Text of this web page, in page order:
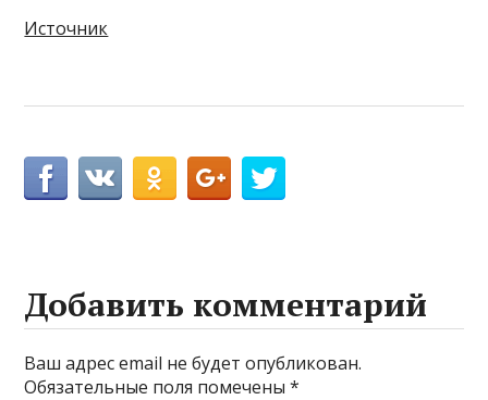
Источник
Добавить комментарий
Ваш адрес email не будет опубликован.
Обязательные поля помечены*